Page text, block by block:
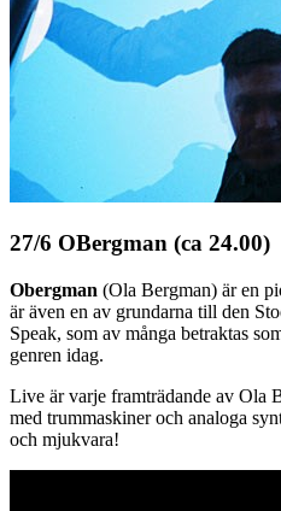
27/6 OBergman (ca 24.00)
Obergman (Ola Bergman) är en
är även en av grundarna till den
Speak, som av många betraktas
genren idag.
Live är varje framträdande av Ola
med trummaskiner och analoga
och mjukvara!